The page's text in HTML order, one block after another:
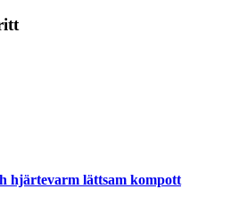
hjärtevarm lättsam kompott